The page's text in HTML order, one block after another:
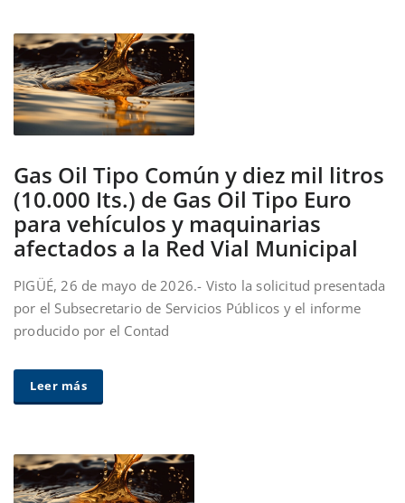
Gas Oil Tipo Común y diez mil litros
(10.000 Its.) de Gas Oil Tipo Euro
para vehículos y maquinarias
afectados a la Red Vial Municipal
PIGÜÉ, 26 de mayo de 2026.- Visto la solicitud presentada
por el Subsecretario de Servicios Públicos y el informe
producido por el Contad
Leer más